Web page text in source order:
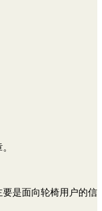
是面向轮椅用户的信